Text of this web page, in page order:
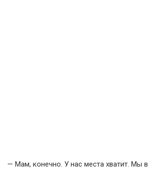
— Мам, конечно. У нас места хватит. Мы